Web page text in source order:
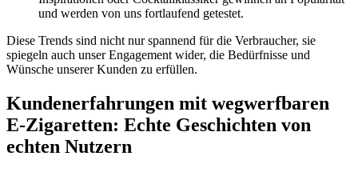
und werden von uns fortlaufend getestet.
Diese Trends sind nicht nur spannend für die Verbraucher, sie
spiegeln auch unser Engagement wider, die Bedürfnisse und
Wünsche unserer Kunden zu erfüllen.
Kundenerfahrungen mit wegwerfbaren
E-Zigaretten: Echte Geschichten von
echten Nutzern